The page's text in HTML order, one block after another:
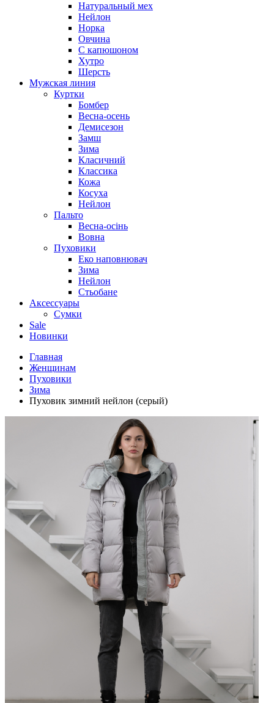
Натуральный мех
Нейлон
Норка
Овчина
С капюшоном
Хутро
Шерсть
Мужская линия
Куртки
Бомбер
Весна-осень
Демисезон
Замш
Зима
Класичний
Классика
Кожа
Косуха
Нейлон
Пальто
Весна-осінь
Вовна
Пуховики
Еко наповнювач
Зима
Нейлон
Стьобане
Аксессуары
Сумки
Sale
Новинки
Главная
Женщинам
Пуховики
Зима
Пуховик зимний нейлон (серый)